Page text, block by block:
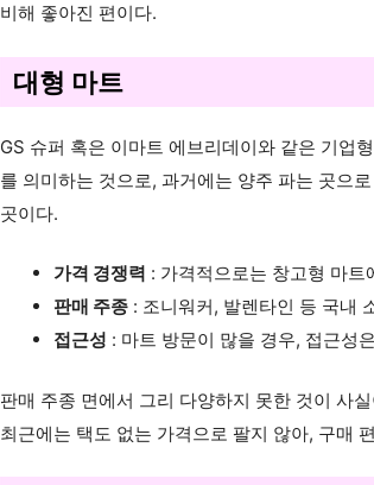
비해 좋아진 편이다.
대형 마트
GS 슈퍼 혹은 이마트 에브리데이와 같은 기업
를 의미하는 것으로, 과거에는 양주 파는 곳으
곳이다.
가격 경쟁력 : 가격적으로는 창고형 마트
판매 주종 : 조니워커, 발렌타인 등 국내
접근성 : 마트 방문이 많을 경우, 접근성
판매 주종 면에서 그리 다양하지 못한 것이 사
최근에는 택도 없는 가격으로 팔지 않아, 구매